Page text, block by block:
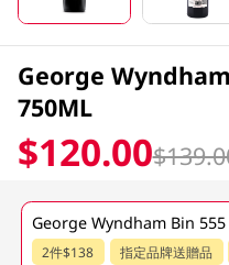
George
750ML
$120.00
2件$138 指定品牌送贈品